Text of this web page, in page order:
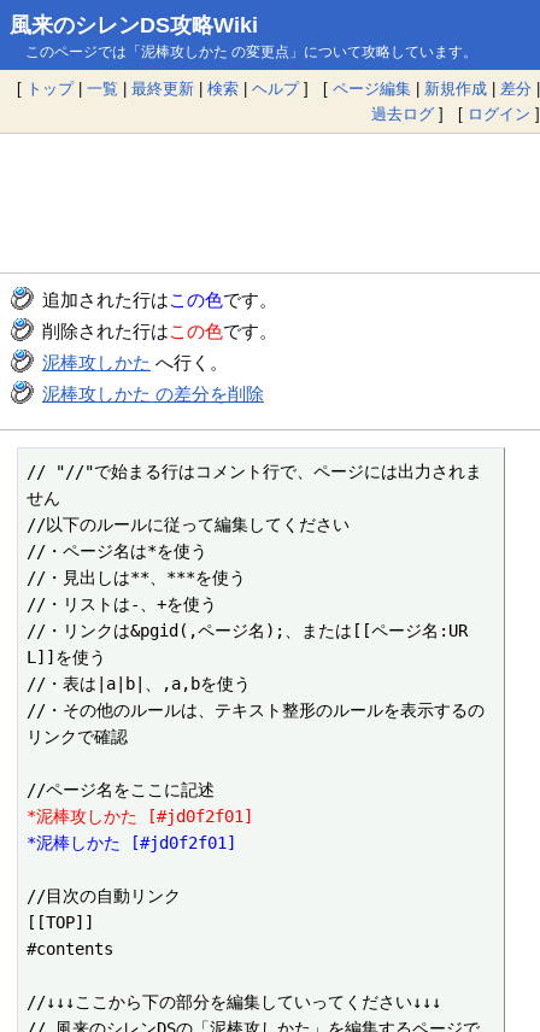
風来のシレンDS攻略Wiki
このページでは「泥棒攻しかた の変更点」について攻略しています。
[ トップ| 一覧 | 最終更新 | 検索 | ヘルプ] [ ページ編集 | 新規作成 | 差分 |
過去ログ ] [ ログイン ]
追加された行はこの色です。
削除された行はこの色です。
泥棒攻しかた へ行く。
泥棒攻しかた の差分を削除
// "//"で始まる行はコメント行で、ページには出力されま
せん
//以下のルールに従って編集してください
//・ページ名は*を使う
//・見出しは**、***を使う
//・リストは-、+を使う
//・リンクは&pgid(,ページ名);、または[[ページ名:UR
L]]を使う
//・表は|a|b|、,a,bを使う
//・その他のルールは、テキスト整形のルールを表示するの
リンクで確認
*泥棒攻しかた [#jd0f2f01]
*泥棒しかた [#jd0f2f01]
//目次の自動リンク
[[TOP]]
#contents
//↓↓↓ここから下の部分を編集していってください↓↓↓
// 風来のシレンDSの「泥棒攻しかた」を編集するページで